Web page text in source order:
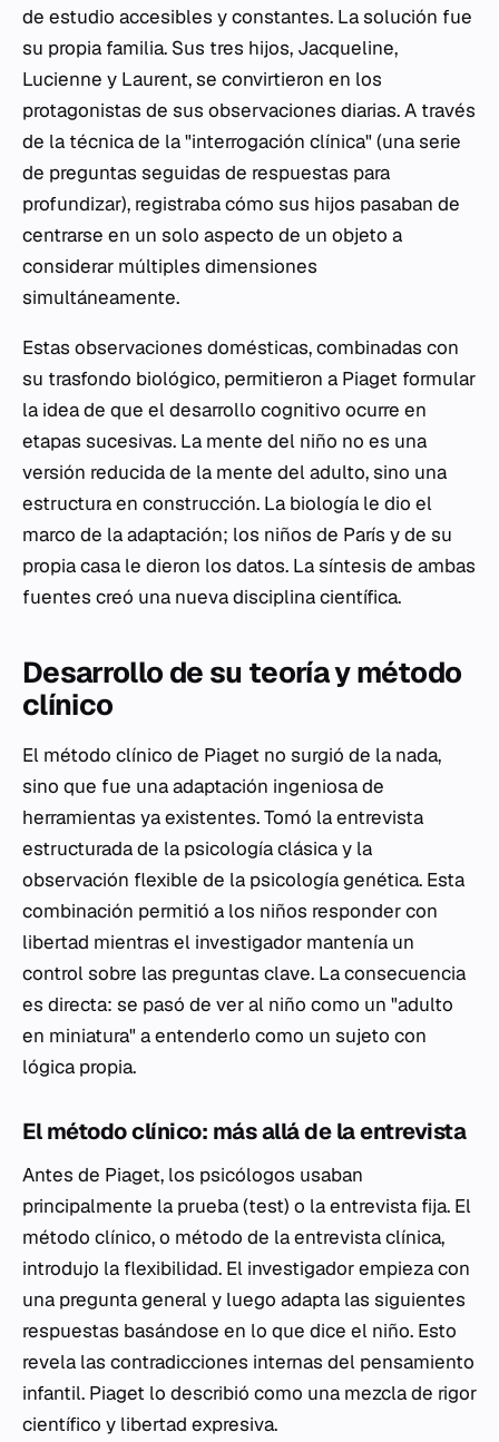
de estudio accesibles y constantes. La solución fue
su propia familia. Sus tres hijos, Jacqueline,
Lucienne y Laurent, se convirtieron en los
protagonistas de sus observaciones diarias. A través
de la técnica de la "interrogación clínica" (una serie
de preguntas seguidas de respuestas para
profundizar), registraba cómo sus hijos pasaban de
centrarse en un solo aspecto de un objeto a
considerar múltiples dimensiones
simultáneamente.
Estas observaciones domésticas, combinadas con
su trasfondo biológico, permitieron a Piaget formular
la idea de que el desarrollo cognitivo ocurre en
etapas sucesivas. La mente del niño no es una
versión reducida de la mente del adulto, sino una
estructura en construcción. La biología le dio el
marco de la adaptación; los niños de París y de su
propia casa le dieron los datos. La síntesis de ambas
fuentes creó una nueva disciplina científica.
Desarrollo de su teoría y método
clínico
El método clínico de Piaget no surgió de la nada,
sino que fue una adaptación ingeniosa de
herramientas ya existentes. Tomó la entrevista
estructurada de la psicología clásica y la
observación flexible de la psicología genética. Esta
combinación permitió a los niños responder con
libertad mientras el investigador mantenía un
control sobre las preguntas clave. La consecuencia
es directa: se pasó de ver al niño como un "adulto
en miniatura" a entenderlo como un sujeto con
lógica propia.
El método clínico: más allá de la entrevista
Antes de Piaget, los psicólogos usaban
principalmente la prueba (test) o la entrevista fija. El
método clínico, o método de la entrevista clínica,
introdujo la flexibilidad. El investigador empieza con
una pregunta general y luego adapta las siguientes
respuestas basándose en lo que dice el niño. Esto
revela las contradicciones internas del pensamiento
infantil. Piaget lo describió como una mezcla de rigor
científico y libertad expresiva.